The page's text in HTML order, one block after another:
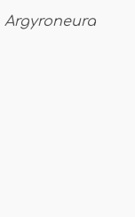
Argyroneura